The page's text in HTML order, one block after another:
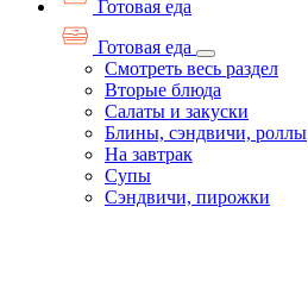
Готовая еда
Готовая еда
Смотреть весь раздел
Вторые блюда
Салаты и закуски
Блины, сэндвичи, роллы
На завтрак
Супы
Сэндвичи, пирожки